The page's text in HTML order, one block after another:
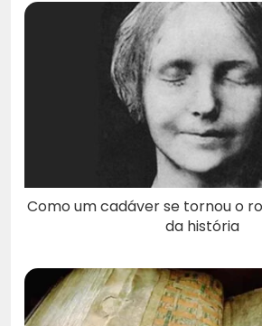
Como um cadáver se tornou o
da história